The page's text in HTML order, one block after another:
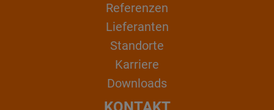
Referenzen
Lieferanten
Standorte
Karriere
Downloads